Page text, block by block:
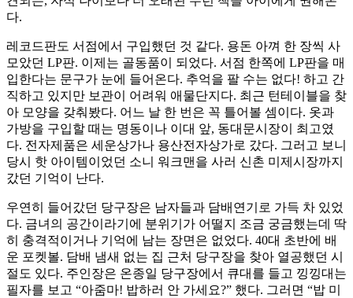
다.
레코드판도 서점에서 구입했던 것 같다. 용돈 아껴 한 장씩 사
모았던 LP판. 이제는 골동품이 되었다. 서점 한쪽에 LP판을 매
입한다는 문구가 눈에 들어온다. 추억을 팔 수는 없다! 하고 간
직하고 있지만 보관이 어려워 애물단지다. 최근 턴테이블을 찾
아 모양을 갖춰봤다. 어느 날 한 번은 꼭 틀어볼 셈이다. 옷과
가방을 구입할 때는 명동이나 이대 앞, 동대문시장이 최고였
다. 전자제품은 세운상가나 용산전자상가로 갔다. 그러고 보니
당시 핫 아이템이었던 소니 워크맨을 사러 신촌 미제시장까지
갔던 기억이 난다.
우연히 들어갔던 당구장은 남자들과 담배연기로 가득 차 있었
다. 금녀의 공간이라기에 분위기가 어떨지 조금 궁금했는데 딱
히 충격적이거나 기억에 남는 장면은 없었다. 40대 초반에 배
운 포켓볼. 담배 냄새 없는 집 근처 당구장을 찾아 열공했던 시
절도 있다. 주인장은 온종일 당구장에서 큐대를 들고 낑낑대는
필자를 보고 “아줌마! 밥하러 안 가세요?” 했다. 그러면 “밥 미